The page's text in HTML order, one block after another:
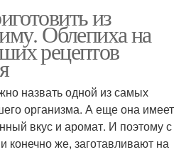
из
Облепиха на
рецептов
назвать одной из самых
организма. А еще она имеет
вкус и аромат. И поэтому с
конечно же, заготавливают на